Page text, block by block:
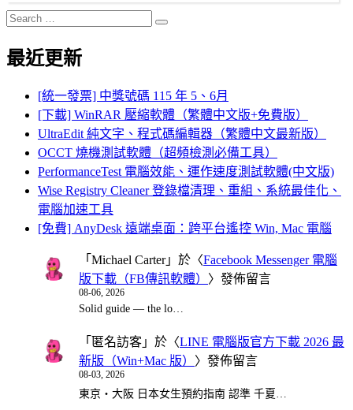
Search
for:
Search
最近更新
[統一發票] 中獎號碼 115 年 5、6月
[下載] WinRAR 壓縮軟體（繁體中文版+免費版）
UltraEdit 純文字、程式碼編輯器（繁體中文最新版）
OCCT 燒機測試軟體（超頻檢測必備工具）
PerformanceTest 電腦效能、運作速度測試軟體(中文版)
Wise Registry Cleaner 登錄檔清理、重組、系統最佳化、
電腦加速工具
[免費] AnyDesk 遠端桌面：跨平台遙控 Win, Mac 電腦
「 Michael Carter」於〈Facebook Messenger 電腦
版下載（FB傳訊軟體） 〉發佈留言
08-06, 2026
Solid guide — the lo…
「 匿名訪客 」於〈LINE 電腦版官方下載 2026 最
新版（Win+Mac 版） 〉發佈留言
08-03, 2026
東京・大阪 日本女生預約指南 認準 千夏…